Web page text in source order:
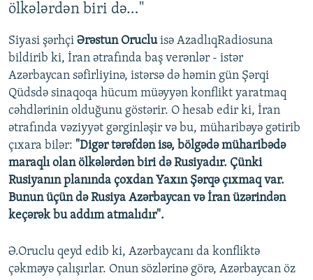
ölkələrdən biri də…"
Siyasi şərhçi Ərəstun Orucluisə AzadlıqRadiosuna
bildirib ki, İran ətrafında baş verənlər - istər
Azərbaycan səfirliyinə, istərsə də həmin gün Şərqi
Qüdsdə sinaqoqa hücum müəyyən konflikt yaratmaq
cəhdlərinin olduğunu göstərir. O hesab edir ki, İran
ətrafında vəziyyət gərginləşir və bu, müharibəyə gətirib
çıxara bilər: "Digər tərəfdən isə, bölgədə müharibədə
maraqlı olan ölkələrdən biri də Rusiyadır. Çünki
Rusiyanın planında çoxdan Yaxın Şərqə çıxmaq var.
Bunun üçün də Rusiya Azərbaycan və İran üzərindən
keçərək bu addım atmalıdır".
Ə.Oruclu qeyd edib ki, Azərbaycanı da konfliktə
çəkməyə çalışırlar. Onun sözlərinə görə, Azərbaycan öz